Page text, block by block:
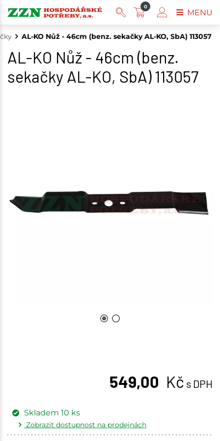
AL-KO Nůž - 46cm (benz. sekačky AL-KO, SbA) 113057
AL-KO Nůž - 46cm (benz.
sekačky AL-KO, SbA) 113057
549,00 Kč s DPH
Skladem 10 ks
Zobrazit dostupnost na prodejnách
0
MENU